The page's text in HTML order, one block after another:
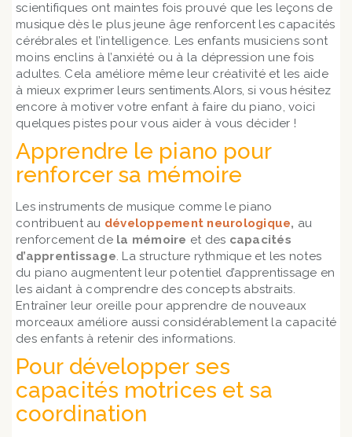
scientifiques ont maintes fois prouvé que les leçons de
musique dès le plus jeune âge renforcent les capacités
cérébrales et l’intelligence. Les enfants musiciens sont
moins enclins à l’anxiété ou à la dépression une fois
adultes. Cela améliore même leur créativité et les aide
à mieux exprimer leurs sentiments.Alors, si vous hésitez
encore à motiver votre enfant à faire du piano, voici
quelques pistes pour vous aider à vous décider !
Apprendre le piano pour
renforcer sa mémoire
Les instruments de musique comme le piano
contribuent au développement neurologique, au
renforcement de la mémoire et des capacités
d’apprentissage. La structure rythmique et les notes
du piano augmentent leur potentiel d’apprentissage en
les aidant à comprendre des concepts abstraits.
Entraîner leur oreille pour apprendre de nouveaux
morceaux améliore aussi considérablement la capacité
des enfants à retenir des informations.
Pour développer ses
capacités motrices et sa
coordination